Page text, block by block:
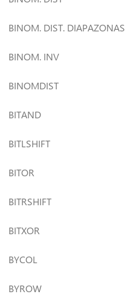
BINOM. DIST. DIAPAZONAS
BINOM. INV
BINOMDIST
BITAND
BITLSHIFT
BITOR
BITRSHIFT
BITXOR
BYCOL
BYROW